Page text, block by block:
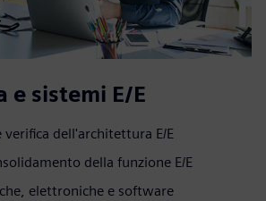
sistemi E/E
dell'architettura E/E
della funzione E/E
elettroniche e software